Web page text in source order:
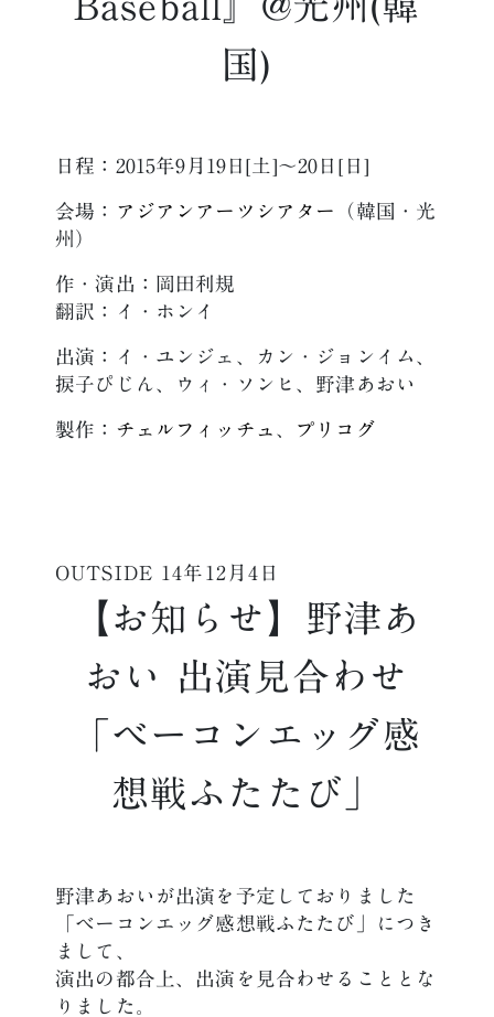
国)
日程：2015年9月19日[土]〜20日[日]
会場： アジアンアーツシアター
（韓国・光
州）
作・演出：岡田利規
翻訳：イ・ホンイ
出演：イ・ユンジェ、カン・ジョンイム、
捩子ぴじん、ウィ・ソンヒ、野津あおい
製作： チェルフィッチュ 、 プリコグ
OUTSIDE 14年12月4日
【お知らせ】野津あ
おい 出演見合わせ
「ベーコンエッグ感
想戦ふたたび」
野津あおいが出演を予定しておりました
「ベーコンエッグ感想戦ふたたび」につき
まして、
演出の都合上、出演を見合わせることとな
りました。